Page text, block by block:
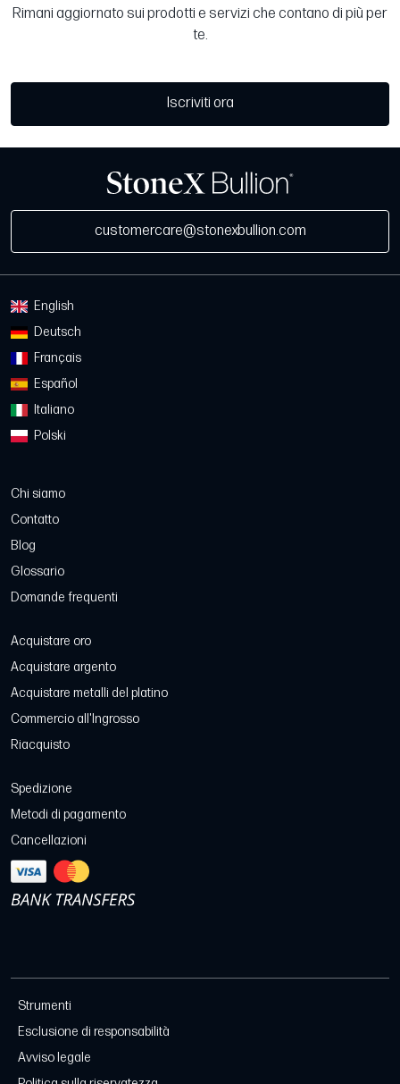
Rimani aggiornato sui prodotti e servizi che contano di più per
te.
Iscriviti ora
customercare@stonexbullion.com
English
Deutsch
Français
Español
Italiano
Polski
Chi siamo
Contatto
Blog
Glossario
Domande frequenti
Acquistare oro
Acquistare argento
Acquistare metalli del platino
Commercio all'Ingrosso
Riacquisto
Spedizione
Metodi di pagamento
Cancellazioni
Strumenti
Esclusione di responsabilità
Avviso legale